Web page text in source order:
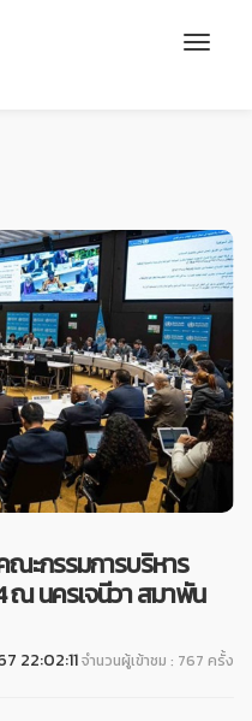
ณะกรรมการบริหาร
ณ นครเจนีวา สมาพัน
22:02:11จำนวนผู้เข้าชม : 767 ครั้ง